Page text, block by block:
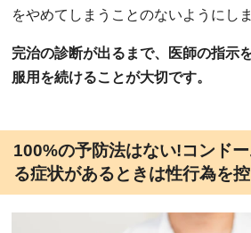
をやめてしまうことのないようにし
完治の診断が出るまで、医師の指示
服用を続けることが大切です。
100%の予防法はない!コンド
る症状があるときは性行為を